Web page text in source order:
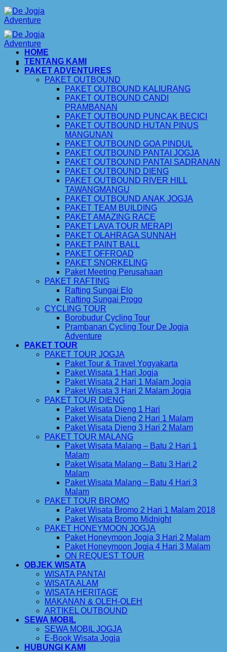
Skip
to
content
HOME
TENTANG KAMI
PAKET ADVENTURES
PAKET OUTBOUND
PAKET OUTBOUND KALIURANG
PAKET OUTBOUND CANDI
PRAMBANAN
PAKET OUTBOUND PUNCAK BECICI
PAKET OUTBOUND HUTAN PINUS
MANGUNAN
PAKET OUTBOUND GOA PINDUL
PAKET OUTBOUND PANTAI JOGJA
PAKET OUTBOUND PANTAI SADRANAN
PAKET OUTBOUND DIENG
PAKET OUTBOUND RIVER HILL
TAWANGMANGU
PAKET OUTBOUND ANAK JOGJA
PAKET TEAM BUILDING
PAKET AMAZING RACE
PAKET LAVA TOUR MERAPI
PAKET OLAHRAGA SUNNAH
PAKET PAINT BALL
PAKET OFFROAD
PAKET SNORKELING
Paket Meeting Perusahaan
PAKET RAFTING
Rafting Sungai Elo
Rafting Sungai Progo
CYCLING TOUR
Borobudur Cycling Tour
Prambanan Cycling Tour De Jogja
Adventure
PAKET TOUR
PAKET TOUR JOGJA
Paket Tour & Travel Yogyakarta
Paket Wisata 1 Hari Jogja
Paket Wisata 2 Hari 1 Malam Jogja
Paket Wisata 3 Hari 2 Malam Jogja
PAKET TOUR DIENG
Paket Wisata Dieng 1 Hari
Paket Wisata Dieng 2 Hari 1 Malam
Paket Wisata Dieng 3 Hari 2 Malam
PAKET TOUR MALANG
Paket Wisata Malang – Batu 2 Hari 1
Malam
Paket Wisata Malang – Batu 3 Hari 2
Malam
Paket Wisata Malang – Batu 4 Hari 3
Malam
PAKET TOUR BROMO
Paket Wisata Bromo 2 Hari 1 Malam 2018
Paket Wisata Bromo Midnight
PAKET HONEYMOON JOGJA
Paket Honeymoon Jogja 3 Hari 2 Malam
Paket Honeymoon Jogja 4 Hari 3 Malam
ON REQUEST TOUR
OBJEK WISATA
WISATA PANTAI
WISATA ALAM
WISATA HERITAGE
MAKANAN & OLEH-OLEH
ARTIKEL OUTBOUND
SEWA MOBIL
SEWA MOBIL JOGJA
E-Book Wisata Jogja
HUBUNGI KAMI